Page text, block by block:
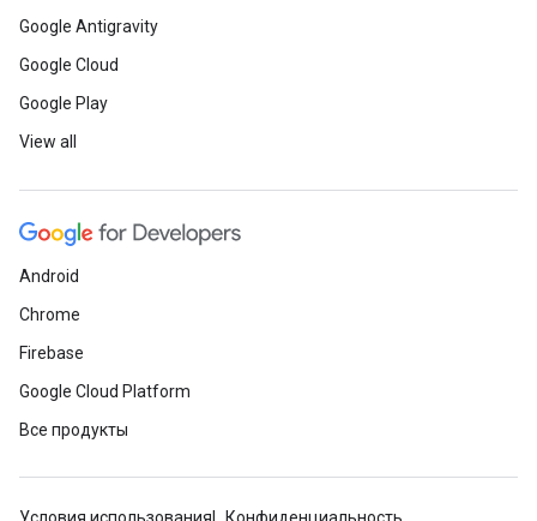
Google Antigravity
Google Cloud
Google Play
View all
Android
Chrome
Firebase
Google Cloud Platform
Все продукты